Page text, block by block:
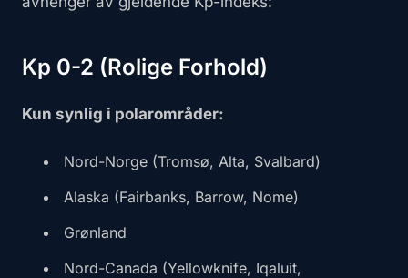
Kp 0-2 (Rolige Forhold)
Kun synlig i polarområder:
Nord-Norge (Tromsø, Alta, Svalbard)
Alaska (Fairbanks, Barrow, Nome)
Grønland
Nord-Canada (Yellowknife, Iqaluit,